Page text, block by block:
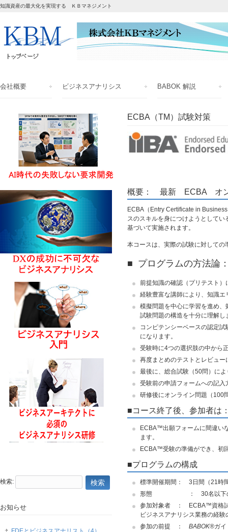
知識資産の最大化を実現する ＫＢマネジメント
会社概要 ビジネスアナリシス BABOK 解説
ECBA（TM）試験対策
概要： 最新 ECBA オン
ECBA（Entry Certificate in
スのスキルを身につけようとして
基づいて実施されます。
本コースは、実際の試験に対して
■ プログラムの方法論
前提知識の確認（プリテスト
経験豊富な講師により、知識
模擬問題を中心に学習を進め
試験問題の構造を十分に理解し
コンピテンシーベースの認定
になります。
受験時に4つの選択肢の中から
再度まとめのテストとレビュ
最後に、総合試験（50問）に
受験前の申請フォームへの記
研修後にオンライン問題（100
■コース終了後、参加者は
ECBA™出願フォームに間違い
ます。
ECBA™受験の準備ができ、初
■プログラムの構成
標準開催期間： 3日間（21時
形態 ： 30名以下の小人
参加対象者 ： ECBA™資格試
ビジネスアナリシス業務の経
参加の前提 ： BABOK®ガ
検索:
お知らせ